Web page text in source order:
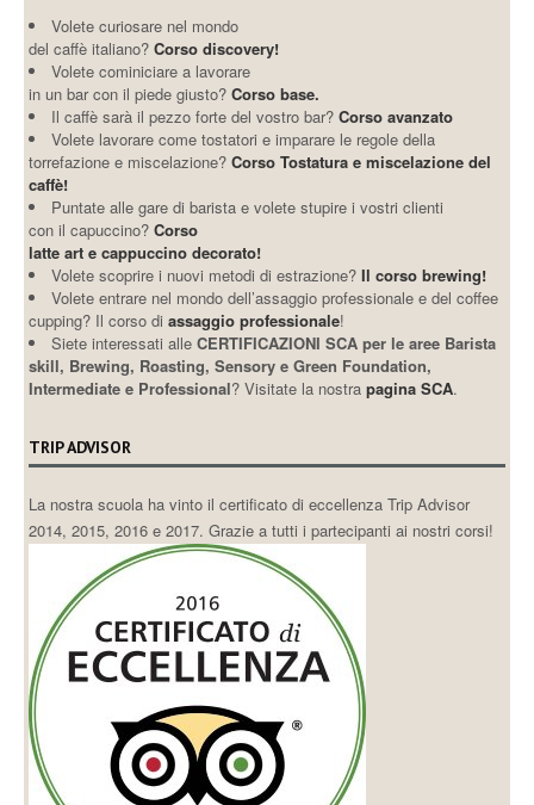
Volete curiosare nel mondo
del caffè italiano? Corso discovery!
Volete cominiciare a lavorare
in un bar con il piede giusto? Corso base.
Il caffè sarà il pezzo forte del vostro bar?Corso avanzato
Volete lavorare come tostatori e imparare le regole della
torrefazione e miscelazione?Corso Tostatura e miscelazione del
caffè!
Puntate alle gare di barista e volete stupire i vostri clienti
con il capuccino?Corso
latte art e cappuccino decorato!
Volete scoprire i nuovi metodi di estrazione?Il corso brewing!
Volete entrare nel mondo dell’assaggio professionale e del coffee
cupping? Il corso diassaggio professionale!
Siete interessati alleCERTIFICAZIONI SCA per le aree Barista
skill, Brewing, Roasting, Sensory e Green Foundation,
Intermediate e Professional? Visitate la nostrapagina SCA.
TRIP ADVISOR
La nostra scuola ha vinto il certificato di eccellenza Trip Advisor
2014, 2015, 2016 e 2017. Grazie a tutti i partecipanti ai nostri corsi!